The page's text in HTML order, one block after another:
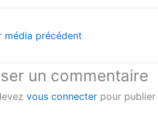
média précédent
un commentaire
vous connecter pour publier